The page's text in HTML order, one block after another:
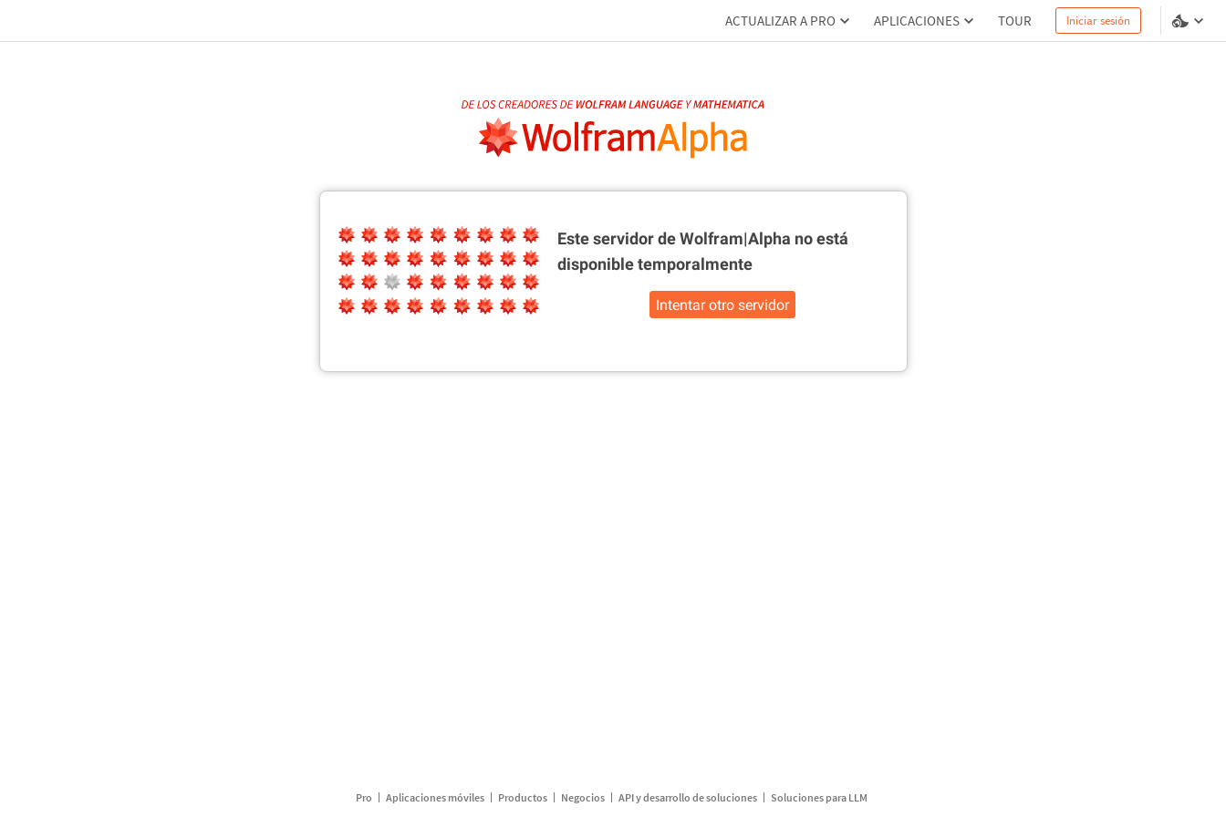
ACTUALIZAR A PRO APLICACIONES TOUR Iniciar sesión
Este servidor de Wolfram|Alpha no está
disponible temporalmente
Intentar otro servidor
Pro Aplicaciones móviles Productos Negocios API y desarrollo de soluciones Soluciones para LLM